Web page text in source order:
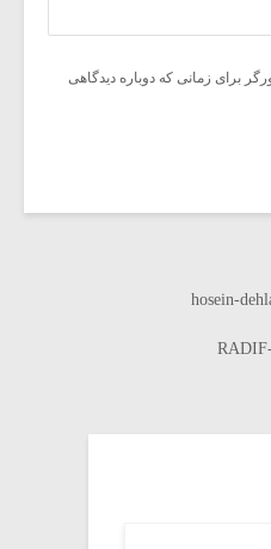
برای زمانی که دوباره دیدگاهی